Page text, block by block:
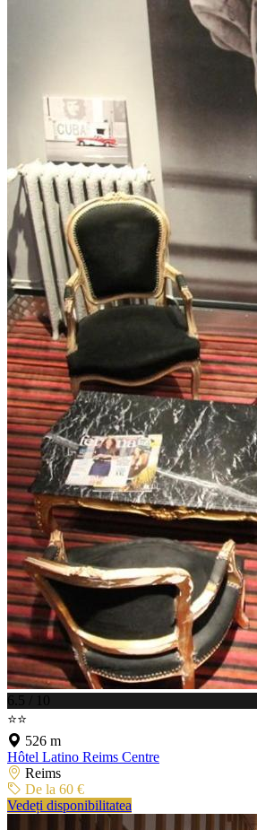
6.5 / 10
⭐⭐
526 m
Hôtel Latino Reims Centre
Reims
De la 60 €
Vedeți disponibilitatea